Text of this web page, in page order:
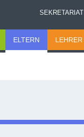
SEKRETARIAT
ELTERN LEHRER